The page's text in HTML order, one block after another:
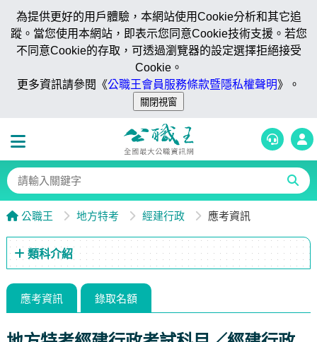
為提供更好的用戶體驗，本網站使用Cookie分析和其它追
蹤。當您使用本網站，即表示您同意Cookie技術支援。若您
不同意Cookie的存取，可透過瀏覽器的設定選擇拒絕接受
Cookie。
更多資訊請參閱《公職王會員服務條款暨隱私權聲明》。
公職王 地方特考 經建行政 應考資訊
類科介紹
應考資訊 錄取名額